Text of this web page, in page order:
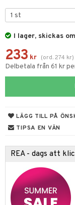
I lager, skickas
233 kr (ord.274 kr)
Delbetala från 61 kr
LÄGG TILL PÅ
TIPSA EN VÄN
REA - dags att
& avgiftning